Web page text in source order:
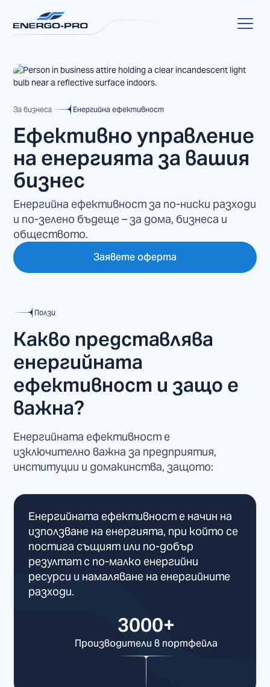
За бизнеса Енергийна ефективност
Ефективно управление
на енергията за вашия
бизнес
Енергийна ефективност за по-ниски разходи
и по-зелено бъдеще – за дома, бизнеса и
обществото.
Заявете оферта
Ползи
Какво представлява
енергийната
ефективност и защо е
важна?
Енергийната ефективност е
изключително важна за предприятия,
институции и домакинства, защото:
Енергийната ефективност е начин на
използване на енергията, при който се
постига същият или по-добър
резултат с по-малко енергийни
ресурси и намаляване на енергийните
разходи.
3000+
Производители в портфейла